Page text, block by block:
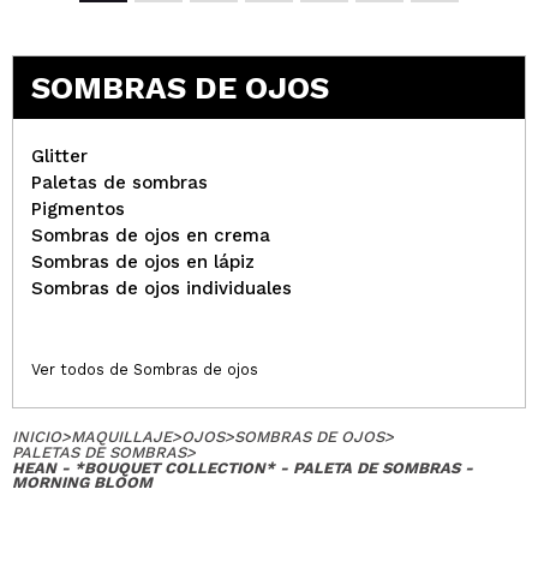
SOMBRAS DE OJOS
Glitter
Paletas de sombras
Pigmentos
Sombras de ojos en crema
Sombras de ojos en lápiz
Sombras de ojos individuales
Ver todos de Sombras de ojos
INICIO>MAQUILLAJE>OJOS>SOMBRAS DE OJOS>
PALETAS DE SOMBRAS>
HEAN - *BOUQUET COLLECTION* - PALETA DE SOMBRAS -
MORNING BLOOM